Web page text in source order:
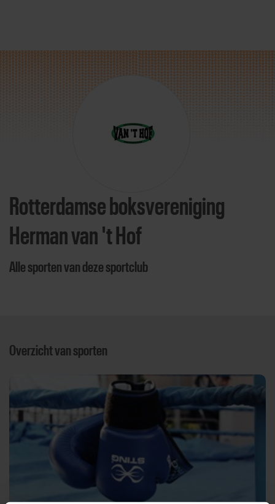
Rotterdamse boksvereniging
Herman van 't Hof
Alle sporten van deze sportclub
Overzicht van sporten